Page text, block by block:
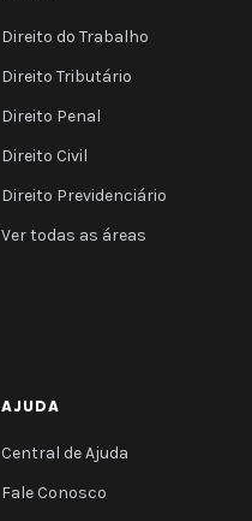
Direito do Trabalho
Direito Tributário
Direito Penal
Direito Civil
Direito Previdenciário
Ver todas as áreas
AJUDA
Central de Ajuda
Fale Conosco